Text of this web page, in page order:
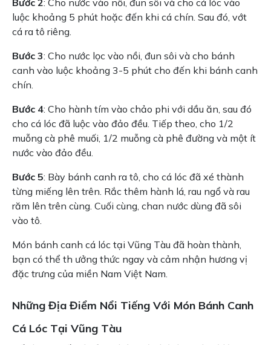
Bước 2: Cho nước vào nồi, đun sôi và cho cá lóc vào
luộc khoảng 5 phút hoặc đến khi cá chín. Sau đó, vớt
cá ra tô riêng.
Bước 3: Cho nước lọc vào nồi, đun sôi và cho bánh
canh vào luộc khoảng 3-5 phút cho đến khi bánh canh
chín.
Bước 4: Cho hành tím vào chảo phi với dầu ăn, sau đó
cho cá lóc đã luộc vào đảo đều. Tiếp theo, cho 1/2
muỗng cà phê muối, 1/2 muỗng cà phê đường và một ít
nước vào đảo đều.
Bước 5: Bày bánh canh ra tô, cho cá lóc đã xé thành
từng miếng lên trên. Rắc thêm hành lá, rau ngổ và rau
răm lên trên cùng. Cuối cùng, chan nước dùng đã sôi
vào tô.
Món bánh canh cá lóc tại Vũng Tàu đã hoàn thành,
bạn có thể th ưởng thức ngay và cảm nhận hương vị
đặc trưng của miền Nam Việt Nam.
Những Địa Điểm Nổi Tiếng Với Món Bánh Canh
Cá Lóc Tại Vũng Tàu